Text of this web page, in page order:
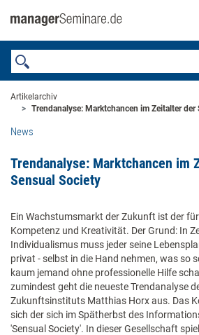
Artikelarchiv
Trendanalyse: Marktchancen im Zeitalter der
News
Trendanalyse: Marktchancen im
Sensual Society
Ein Wachstumsmarkt der Zukunft ist der
Kompetenz und Kreativität. Der Grund: In
Individualismus muss jeder seine
privat - selbst in die Hand nehmen, was so
kaum jemand ohne professionelle Hilfe
zumindest geht die neueste Trendanalyse
Zukunftsinstituts Matthias Horx aus. Das
sich der sich im Spätherbst des
'Sensual Society'. In dieser Gesellschaft